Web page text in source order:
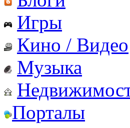
Игры
Кино / Видео
Музыка
Порталы